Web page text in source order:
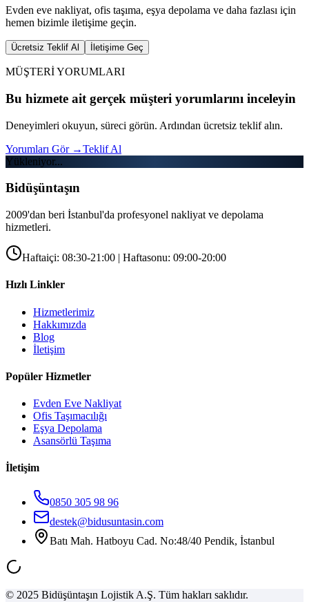
Evden eve nakliyat, ofis taşıma, eşya depolama ve daha fazlası için
hemen bizimle iletişime geçin.
Ücretsiz Teklif Al İletişime Geç
MÜŞTERİ YORUMLARI
Bu hizmete ait gerçek müşteri yorumlarını inceleyin
Deneyimleri okuyun, süreci görün. Ardından ücretsiz teklif alın.
Yorumları Gör →Teklif Al
Yükleniyor...
Bidüşüntaşın
2009'dan beri İstanbul'da profesyonel nakliyat ve depolama
hizmetleri.
Haftaiçi: 08:30-21:00 | Haftasonu: 09:00-20:00
Hızlı Linkler
Hizmetlerimiz
Hakkımızda
Blog
İletişim
Popüler Hizmetler
Evden Eve Nakliyat
Ofis Taşımacılığı
Eşya Depolama
Asansörlü Taşıma
İletişim
0850 305 98 96
destek@bidusuntasin.com
Batı Mah. Hatboyu Cad. No:48/40 Pendik, İstanbul
© 2025 Bidüşüntaşın Lojistik A.Ş. Tüm hakları saklıdır.